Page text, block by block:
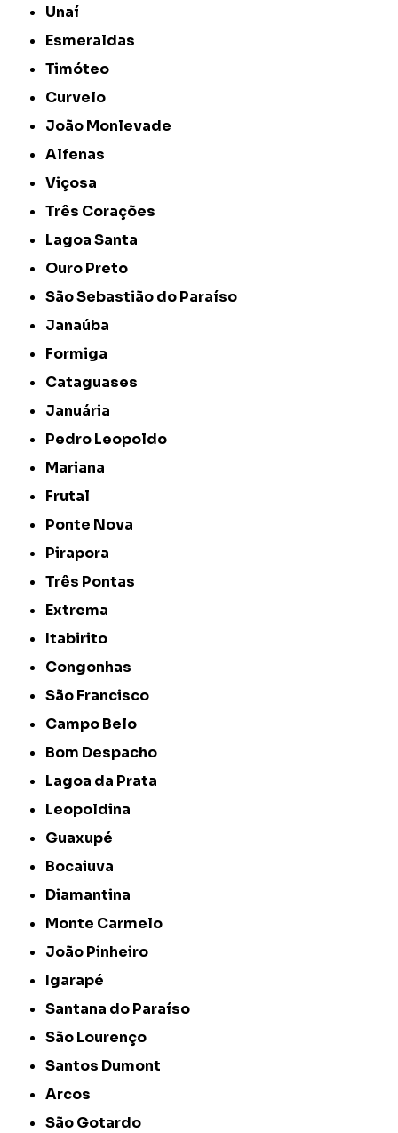
Unaí
Esmeraldas
Timóteo
Curvelo
João Monlevade
Alfenas
Viçosa
Três Corações
Lagoa Santa
Ouro Preto
São Sebastião do Paraíso
Janaúba
Formiga
Cataguases
Januária
Pedro Leopoldo
Mariana
Frutal
Ponte Nova
Pirapora
Três Pontas
Extrema
Itabirito
Congonhas
São Francisco
Campo Belo
Bom Despacho
Lagoa da Prata
Leopoldina
Guaxupé
Bocaiuva
Diamantina
Monte Carmelo
João Pinheiro
Igarapé
Santana do Paraíso
São Lourenço
Santos Dumont
Arcos
São Gotardo